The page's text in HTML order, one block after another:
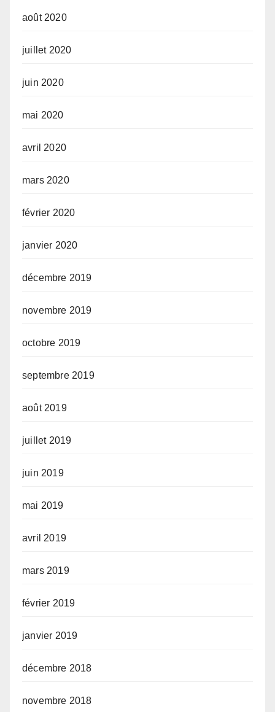
août 2020
juillet 2020
juin 2020
mai 2020
avril 2020
mars 2020
février 2020
janvier 2020
décembre 2019
novembre 2019
octobre 2019
septembre 2019
août 2019
juillet 2019
juin 2019
mai 2019
avril 2019
mars 2019
février 2019
janvier 2019
décembre 2018
novembre 2018